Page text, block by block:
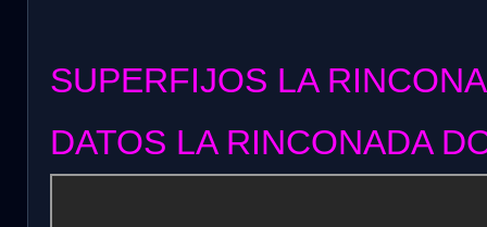
SUPERFIJOS LA
DATOS LA RINCONADA